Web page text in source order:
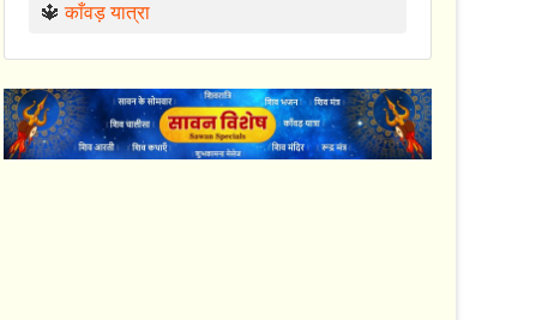
🔱काँवड़ यात्रा